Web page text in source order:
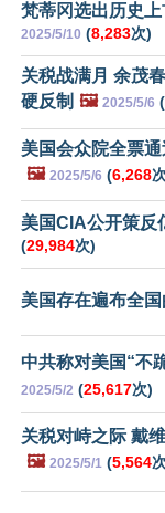
梵蒂冈选出历史
2025/5/10 (8,283次)
关税战满月 余茂
硬反制 🖼️ 2025/5/6 (
美国会众院全票通
🖼️ 2025/5/6 (6,268
美国CIA公开策反
(29,984次)
美国存在遍布全
中共称对美国“不
2025/5/2 (25,617次)
关税对峙之际 戴
🖼️ 2025/5/1 (5,564